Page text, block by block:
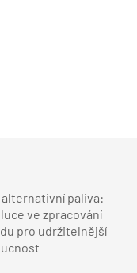
alternativní paliva:
ve zpracování
pro udržitelnější